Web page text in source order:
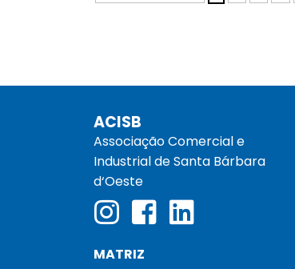
ACISB
Associação Comercial e
Industrial de Santa Bárbara
d‘Oeste
MATRIZ